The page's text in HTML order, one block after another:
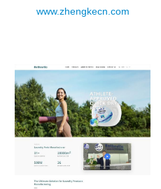
www.zhengkecn.com